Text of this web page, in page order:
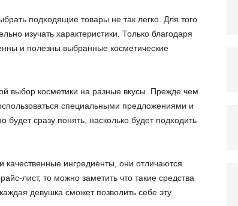
подходящие товары не так легко. Для того
изучать характеристики. Только благодаря
и полезны выбранные косметические
выбор косметики на разные вкусы. Прежде чем
специальными предложениями и
сразу понять, насколько будет подходить
качественные ингредиенты, они отличаются
лист, то можно заметить что такие средства
девушка сможет позволить себе эту